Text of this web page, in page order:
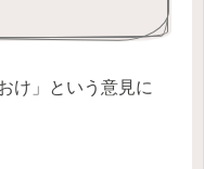
け」という意見に